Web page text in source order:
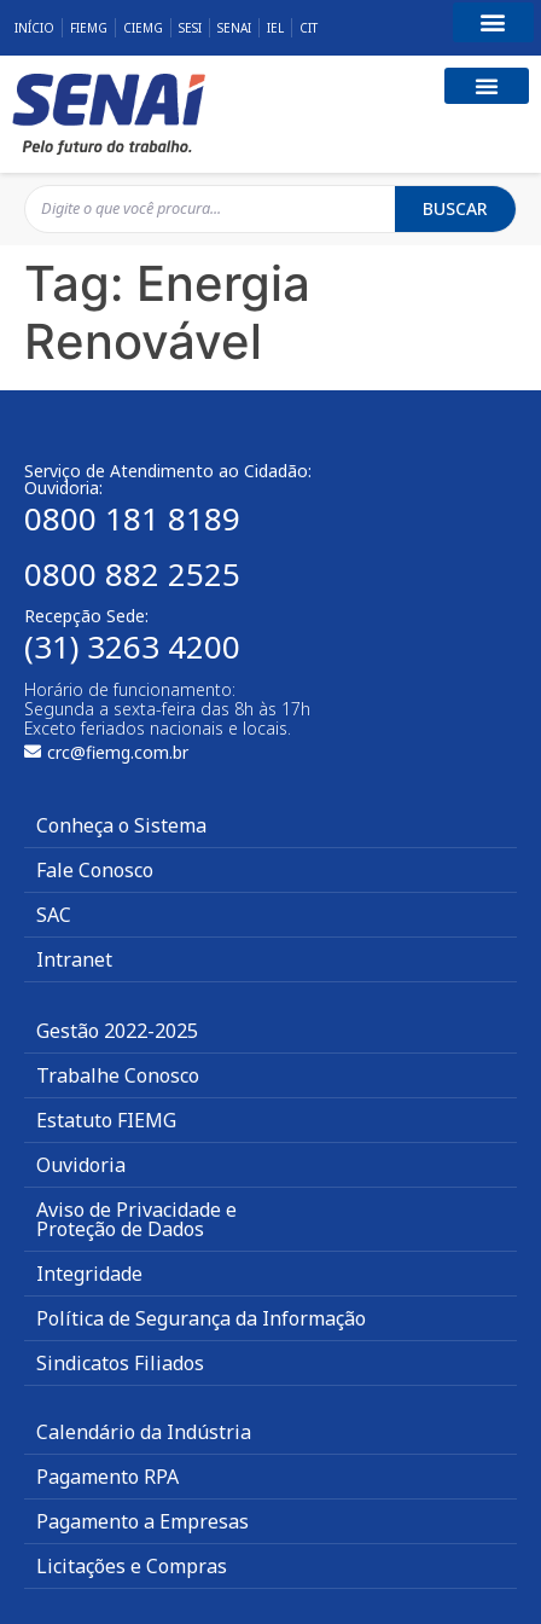
INÍCIO FIEMG CIEMG SESI SENAI IEL CIT
BUSCAR
Tag: Energia
Renovável
Serviço de Atendimento ao Cidadão:
Ouvidoria:
0800 181 8189
0800 882 2525
Recepção Sede:
(31) 3263 4200
Horário de funcionamento:
Segunda a sexta-feira das 8h às 17h
Exceto feriados nacionais e locais.
crc@fiemg.com.br
Conheça o Sistema
Fale Conosco
SAC
Intranet
Gestão 2022-2025
Trabalhe Conosco
Estatuto FIEMG
Ouvidoria
Aviso de Privacidade e
Proteção de Dados
Integridade
Política de Segurança da Informação
Sindicatos Filiados
Calendário da Indústria
Pagamento RPA
Pagamento a Empresas
Licitações e Compras